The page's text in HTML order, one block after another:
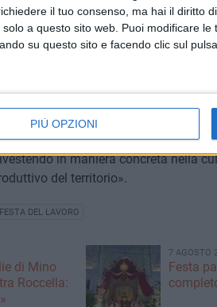
il tuo consenso, ma hai il diritto
a questo sito web. Puoi modificare
su questo sito e facendo clic sul
PIÙ OPZIONI
al centro il ruolo chiave delle
e coordinatori provinciali di Cgil,
Buzzi Unicem di Barletta, durante
procedano di pari passo» in
"zero morti sul lavoro" deve
e la criticità della scarsa
in maniera concreta nella
del territorio».
FESTA DEL LAVORO
di Mino
Roccella:
7 AGOSTO
Festa